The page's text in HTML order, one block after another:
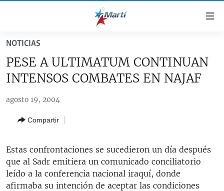
accesibilidad
contenido
principal
la
#11JCUBA, 5 AÑOS DESPUÉS
SOBRE CUBA
AMÉRICA 250
AMÉRICA LATINA
INMIGRACIÓN
DEPORTES
ARTE Y ENTRETENIMIENTO
NOTICIAS
PESE A ULTIMATUM CONTINUAN
INTENSOS COMBATES EN NAJAF
agosto 19, 2004
Compartir
Estas confrontaciones se sucedieron un día después
que al Sadr emitiera un comunicado conciliatorio
leído a la conferencia nacional iraquí, donde
afirmaba su intención de aceptar las condiciones